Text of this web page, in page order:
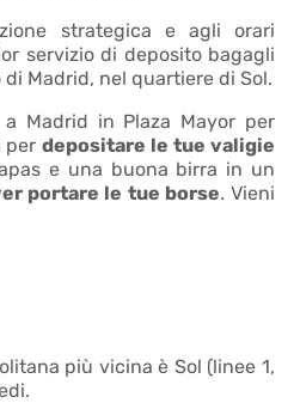
strategica e agli orari
servizio di deposito bagagli
Madrid, nel quartiere di Sol.
Madrid in Plaza Mayor per
perdepositare le tue valigie
e una buona birra in un
portare le tue borse. Vieni
più vicina è Sol (linee 1,